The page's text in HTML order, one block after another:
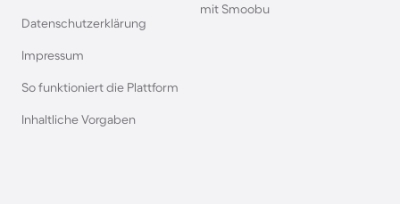
Ferienparks auf Sardinien
Ferienparks in Winterberg
Ferienparks in Bibione
Datenschutzerklärung
Impressum
So funktioniert die Plattform
Inhaltliche Vorgaben
mit Smoobu